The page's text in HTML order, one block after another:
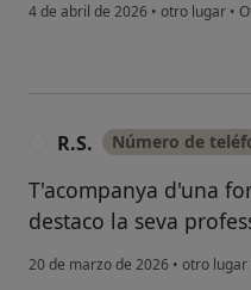
4 de abril de 2026 • otro lugar •
R.S. Número de
T'acompanya d'una
destaco la seva
20 de marzo de 2026 • otro lugar